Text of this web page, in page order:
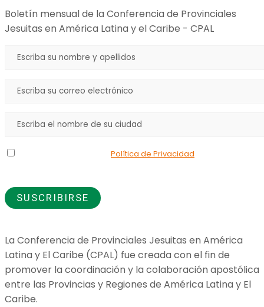
Boletín mensual de la Conferencia de Provinciales
Jesuitas en América Latina y el Caribe - CPAL
Política de Privacidad
La Conferencia de Provinciales Jesuitas en América
Latina y El Caribe (CPAL) fue creada con el fin de
promover la coordinación y la colaboración apostólica
entre las Provincias y Regiones de América Latina y El
Caribe.